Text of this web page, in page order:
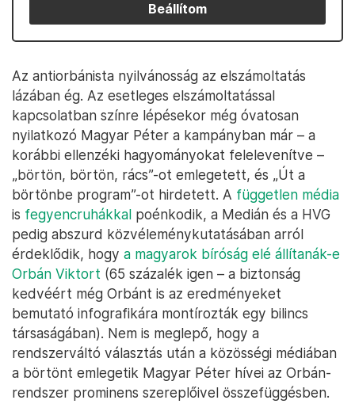
Beállítom
Az antiorbánista nyilvánosság az elszámoltatás
lázában ég. Az esetleges elszámoltatással
kapcsolatban színre lépésekor még óvatosan
nyilatkozó Magyar Péter a kampányban már – a
korábbi ellenzéki hagyományokat felelevenítve –
„börtön, börtön, rács”-ot emlegetett, és „Út a
börtönbe program”-ot hirdetett. A független média
is fegyencruhákkal poénkodik, a Medián és a HVG
pedig abszurd közvéleménykutatásában arról
érdeklődik, hogy a magyarok bíróság elé állítanák-e
Orbán Viktort (65 százalék igen – a biztonság
kedvéért még Orbánt is az eredményeket
bemutató infografikára montírozták egy bilincs
társaságában). Nem is meglepő, hogy a
rendszerváltó választás után a közösségi médiában
a börtönt emlegetik Magyar Péter hívei az Orbán-
rendszer prominens szereplőivel összefüggésben.